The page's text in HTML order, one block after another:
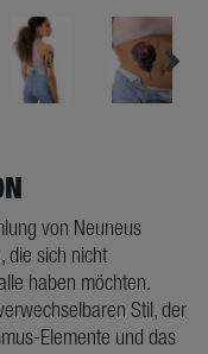
von Neuneus
die sich nicht
haben möchten.
Stil, der
Elemente und das